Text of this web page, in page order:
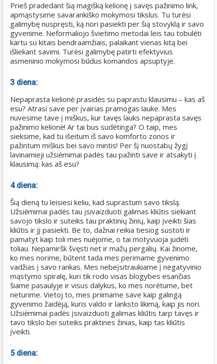
Prieš pradedant šią magišką kelionę į savęs pažinimo link,
apmąstysime savarankiško mokymosi tikslus. Tu turėsi
galimybę nuspręsti, ką nori pasiekti per šią stovyklą ir savo
gyvenime. Neformaliojo švietimo metodai leis tau tobulėti
kartu su kitais bendraamžiais, palaikant vienas kitą bei
išliekant savimi. Turėsi galimybę patirti efektyvius
asmeninio mokymosi būdus komandos apsuptyje.
3 diena:
Nepaprasta kelionė prasidės su paprastu klausimu – kas aš
esu? Atrasi save per įvairias pramogas lauke. Mes
nuvesime tave į miškus, kur tavęs lauks nepaprasta savęs
pažinimo kelionė! Ar tai bus sudėtinga? O taip, mes
sieksime, kad tu išeitum iš savo komforto zonos ir
pažintum miškus bei savo mintis! Per šį nuostabų žygį
lavinamieji užsiėmimai padės tau pažinti save ir atsakyti į
klausimą: kas aš esu?
4 diena:
Šią dieną tu leisiesi keliu, kad suprastum savo tikslą.
Užsiėmimai padės tau įsivaizduoti galimas kliūtis siekiant
savojo tikslo ir suteiks tau praktinių žinių, kaip įveikti šias
kliūtis ir jį pasiekti. Be to, dažnai reikia tiesiog sustoti ir
pamatyt kaip toli mes nuėjome, o tai motyvuoja judėti
toliau. Nepamiršk švęsti net ir mažų pergalių. Kai žinome,
ko mes norime, būtent tada mes perimame gyvenimo
vadžias į savo rankas. Mes nebeįsitraukiame į negatyvinio
mąstymo spiralę, kuri tik rodo visas blogybes esančias
šiame pasaulyje ir visus dalykus, ko mes norėtume, bet
neturime. Vietoj to, mes priimame save kaip galingą
gyvenimo žaidėją, kuris valdo ir lanksto likimą, kaip jis nori.
Užsiėmimai padės įsivaizduoti galimas kliūtis tarp tavęs ir
tavo tikslo bei suteiks praktines žinias, kaip tas kliūtis
įveikti.
5 diena: